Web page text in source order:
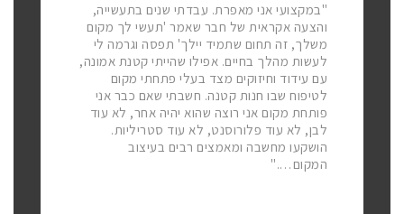
"במקצועי אני מאפרת. עבדתי שנים בתעשייה,
והצעה אקראית של חבר שאמר 'תעשי לך מקום
משלך, זה תחום שתמיד יילך' תפסה וגרמה לי
לעשות מהלך בחיים. אפילו שהייתי קטנת אמונה,
עם עידוד וחיזוקים מצד בעלי פתחתי מקום
לטיפוח שבו חנות קטנה. חשבתי שאם כבר אני
פותחת מקום אני רוצה שהוא יהיה אחר, לא עוד
לבן, לא עוד פלורוסנט, לא עוד סטריליות.
הושקעו מחשבה ומאמצים רבים בעיצוב
המקום…."